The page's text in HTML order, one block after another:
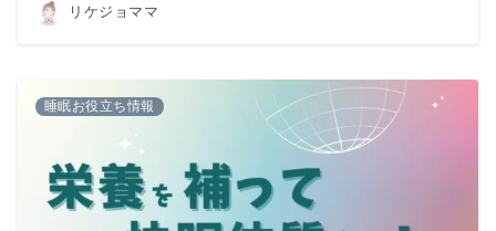
リケジョママ
睡眠お役立ち情報